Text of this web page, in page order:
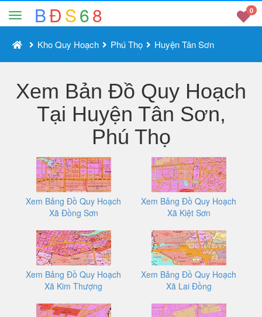
BĐS68 0
Kho Quy Hoạch Phú Thọ Huyện Tân Sơn
Xem Bản Đồ Quy Hoạch
Tại Huyện Tân Sơn,
Phú Thọ
Xem Bảng Đồ Quy Hoạch
Xã Đồng Sơn
Xem Bảng Đồ Quy Hoạch
Xã Kiệt Sơn
Xem Bảng Đồ Quy Hoạch
Xã Kim Thượng
Xem Bảng Đồ Quy Hoạch
Xã Lai Đồng